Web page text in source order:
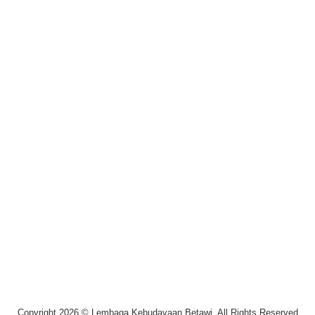
Copyright 2026 © Lembaga Kebudayaan Betawi, All Rights Reserved